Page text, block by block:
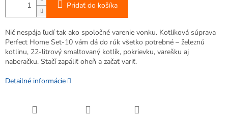
Pridať do košíka
Nič nespája ľudí tak ako spoločné varenie vonku. Kotlíková súprava
Perfect Home Set-10 vám dá do rúk všetko potrebné – železnú
kotlinu, 22-litrový smaltovaný kotlík, pokrievku, varešku aj
naberačku. Stačí zapáliť oheň a začať variť.
Detailné informácie